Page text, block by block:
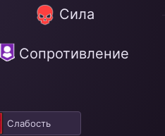
Сила
Сопротивление
Слабость